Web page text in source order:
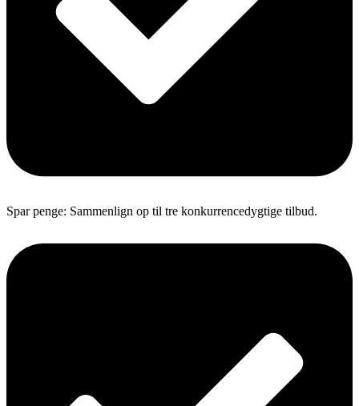
Spar penge: Sammenlign op til tre konkurrencedygtige tilbud.